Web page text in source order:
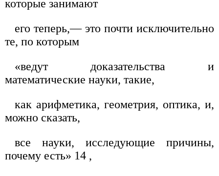
которые занимают
его теперь,— это почти исключительно
те, по которым
«ведут доказательства и
математические науки, такие,
как арифметика, геометрия, оптика, и,
можно сказать,
все науки, исследующие причины,
почему есть» 14 ,